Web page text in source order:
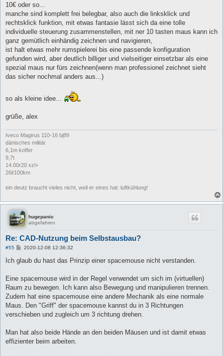
10€ oder so...
manche sind komplett frei belegbar, also auch die linksklick und
rechtsklick funktion, mit etwas fantasie lässt sich da eine tolle
individuelle steuerung zusammenstellen, mit ner 10 tasten maus kann ich
ganz gemütlich einhändig zeichnen und navigieren,
ist halt etwas mehr rumspielerei bis eine passende konfiguration
gefunden wird, aber deutlich billiger und vielseitiger einsetzbar als eine
spezial maus nur fürs zeichnen(wenn man professionel zeichnet sieht
das sicher nochmal anders aus...)
so als kleine idee...
grüße, alex
Iveco Magirus 110-16 bj89
dänisches militär
6,1m koffer
9,7t
14.00r20 xzl+
26l/100km
ein deutz braucht vieles nicht, weil er eines hat: luftkühlung!
hugepanic
abgefahren
Re: CAD-Nutzung beim Selbstausbau?
#55
B
i
a
g
2020-12-08 12:36:32
Ich glaub du hast das Prinzip einer spacemouse nicht verstanden.
Eine spacemouse wird in der Regel verwendet um sich im (virtuellen)
Raum zu bewegen. Ich kann also Bewegung und manipulieren trennen.
Zudem hat eine spacemouse eine andere Mechanik als eine normale
Maus. Den "Griff" der spacemouse kannst du in 3 Richtungen
verschieben und zugleich um 3 richtung drehen.
Man hat also beide Hände an den beiden Mäusen und ist damit etwas
effizienter beim arbeiten.